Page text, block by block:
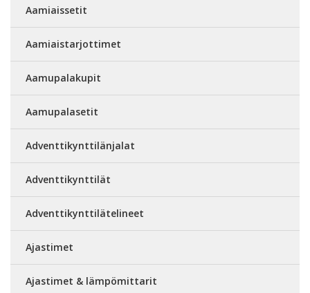
Aamiaissetit
Aamiaistarjottimet
Aamupalakupit
Aamupalasetit
Adventtikynttilänjalat
Adventtikynttilät
Adventtikynttilätelineet
Ajastimet
Ajastimet & lämpömittarit